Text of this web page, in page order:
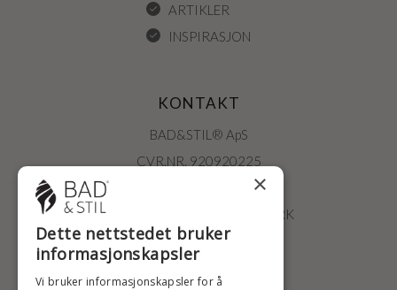
ARTIKLER
INSPIRASJON
KONTAKT
BAD&STIL® ApS
CVR.NR. 920920225
ØSTERBROGADE 202
2100 KØBENHAVN • DANMARK
+47 2396 6660
BADSTIL@BADSTIL.NO
×
Dette nettstedet bruker
informasjonskapsler
Vi bruker informasjonskapsler for å